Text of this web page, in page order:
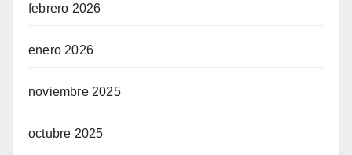
febrero 2026
enero 2026
noviembre 2025
octubre 2025